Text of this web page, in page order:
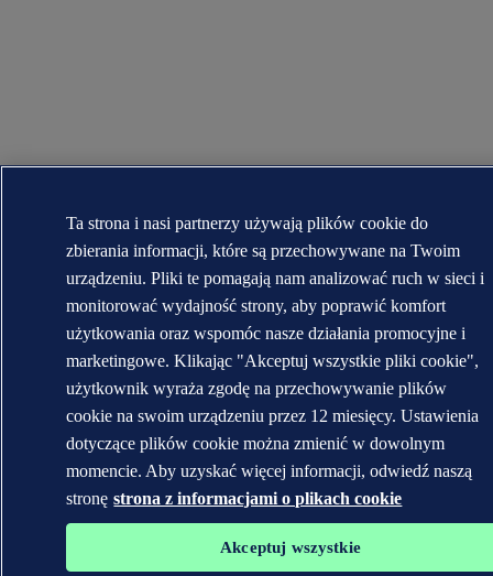
Ta strona i nasi partnerzy używają plików cookie do
zbierania informacji, które są przechowywane na Twoim
urządzeniu. Pliki te pomagają nam analizować ruch w sieci i
monitorować wydajność strony, aby poprawić komfort
użytkowania oraz wspomóc nasze działania promocyjne i
marketingowe. Klikając "Akceptuj wszystkie pliki cookie",
użytkownik wyraża zgodę na przechowywanie plików
cookie na swoim urządzeniu przez 12 miesięcy. Ustawienia
dotyczące plików cookie można zmienić w dowolnym
momencie. Aby uzyskać więcej informacji, odwiedź naszą
stronę strona z informacjami o plikach cookie
Akceptuj wszystkie